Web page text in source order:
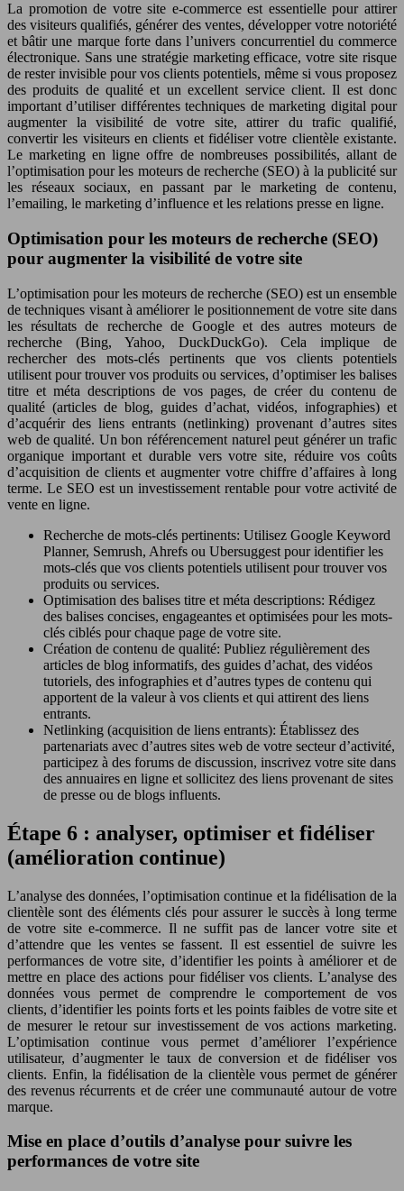
La promotion de votre site e-commerce est essentielle pour attirer
des visiteurs qualifiés, générer des ventes, développer votre notoriété
et bâtir une marque forte dans l’univers concurrentiel du commerce
électronique. Sans une stratégie marketing efficace, votre site risque
de rester invisible pour vos clients potentiels, même si vous proposez
des produits de qualité et un excellent service client. Il est donc
important d’utiliser différentes techniques de marketing digital pour
augmenter la visibilité de votre site, attirer du trafic qualifié,
convertir les visiteurs en clients et fidéliser votre clientèle existante.
Le marketing en ligne offre de nombreuses possibilités, allant de
l’optimisation pour les moteurs de recherche (SEO) à la publicité sur
les réseaux sociaux, en passant par le marketing de contenu,
l’emailing, le marketing d’influence et les relations presse en ligne.
Optimisation pour les moteurs de recherche (SEO)
pour augmenter la visibilité de votre site
L’optimisation pour les moteurs de recherche (SEO) est un ensemble
de techniques visant à améliorer le positionnement de votre site dans
les résultats de recherche de Google et des autres moteurs de
recherche (Bing, Yahoo, DuckDuckGo). Cela implique de
rechercher des mots-clés pertinents que vos clients potentiels
utilisent pour trouver vos produits ou services, d’optimiser les balises
titre et méta descriptions de vos pages, de créer du contenu de
qualité (articles de blog, guides d’achat, vidéos, infographies) et
d’acquérir des liens entrants (netlinking) provenant d’autres sites
web de qualité. Un bon référencement naturel peut générer un trafic
organique important et durable vers votre site, réduire vos coûts
d’acquisition de clients et augmenter votre chiffre d’affaires à long
terme. Le SEO est un investissement rentable pour votre activité de
vente en ligne.
Recherche de mots-clés pertinents: Utilisez Google Keyword
Planner, Semrush, Ahrefs ou Ubersuggest pour identifier les
mots-clés que vos clients potentiels utilisent pour trouver vos
produits ou services.
Optimisation des balises titre et méta descriptions: Rédigez
des balises concises, engageantes et optimisées pour les mots-
clés ciblés pour chaque page de votre site.
Création de contenu de qualité: Publiez régulièrement des
articles de blog informatifs, des guides d’achat, des vidéos
tutoriels, des infographies et d’autres types de contenu qui
apportent de la valeur à vos clients et qui attirent des liens
entrants.
Netlinking (acquisition de liens entrants): Établissez des
partenariats avec d’autres sites web de votre secteur d’activité,
participez à des forums de discussion, inscrivez votre site dans
des annuaires en ligne et sollicitez des liens provenant de sites
de presse ou de blogs influents.
Étape 6 : analyser, optimiser et fidéliser
(amélioration continue)
L’analyse des données, l’optimisation continue et la fidélisation de la
clientèle sont des éléments clés pour assurer le succès à long terme
de votre site e-commerce. Il ne suffit pas de lancer votre site et
d’attendre que les ventes se fassent. Il est essentiel de suivre les
performances de votre site, d’identifier les points à améliorer et de
mettre en place des actions pour fidéliser vos clients. L’analyse des
données vous permet de comprendre le comportement de vos
clients, d’identifier les points forts et les points faibles de votre site et
de mesurer le retour sur investissement de vos actions marketing.
L’optimisation continue vous permet d’améliorer l’expérience
utilisateur, d’augmenter le taux de conversion et de fidéliser vos
clients. Enfin, la fidélisation de la clientèle vous permet de générer
des revenus récurrents et de créer une communauté autour de votre
marque.
Mise en place d’outils d’analyse pour suivre les
performances de votre site